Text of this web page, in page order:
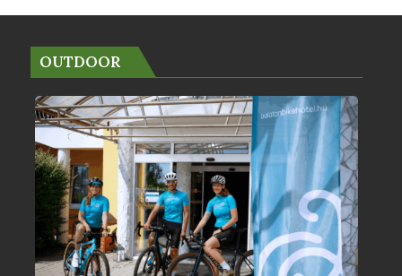
OUTDOOR